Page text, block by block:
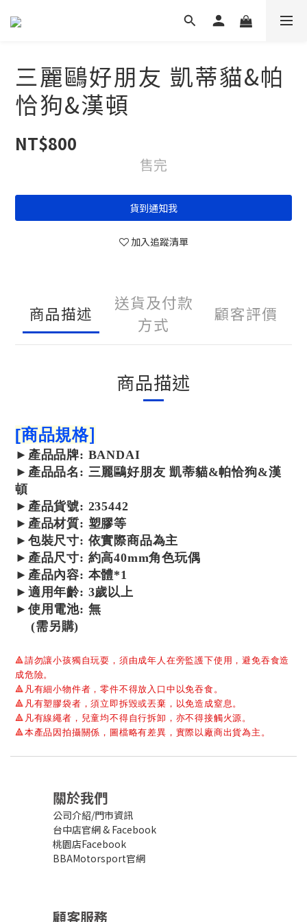
三麗鷗好朋友 凱蒂貓&帕
恰狗&漢頓
NT$800
售完
貨到通知我
加入追蹤清單
商品描述
送貨及付款
方式
顧客評價
商品描述
[商品規格]
► 產品品牌: BANDAI
► 產品品名: 三麗鷗好朋友 凱蒂貓&帕恰狗&漢
頓
► 產品貨號: 235442
►產品材質: 塑膠等
►包裝尺寸: 依實際商品為主
►產品尺寸: 約高40mm角色玩偶
►產品內容: 本體*1
►適用年齡: 3歲以上
►使用電池: 無
(需另購)
🔺請勿讓小孩獨自玩耍，須由成年人在旁監護下使用，避免吞食造
成危險。
🔺 凡有細小物件者，零件不得放入口中以免吞食。
🔺 凡有塑膠袋者，須立即拆毀或丟棄，以免造成窒息。
🔺 凡有線繩者，兒童均不得自行拆卸，亦不得接觸火源。
🔺本產品因拍攝關係，圖檔略有差異，實際以廠商出貨為主。
關於我們
公司介紹/門市資訊
台中店官網& Facebook
桃園店Facebook
BBAMotorsport官網
顧客服務